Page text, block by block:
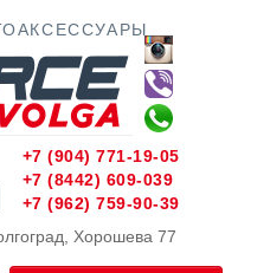
Хорошева 77
+7 (904) 771-19-05
+7 (8442) 609-039
+7 (962) 759-90-39